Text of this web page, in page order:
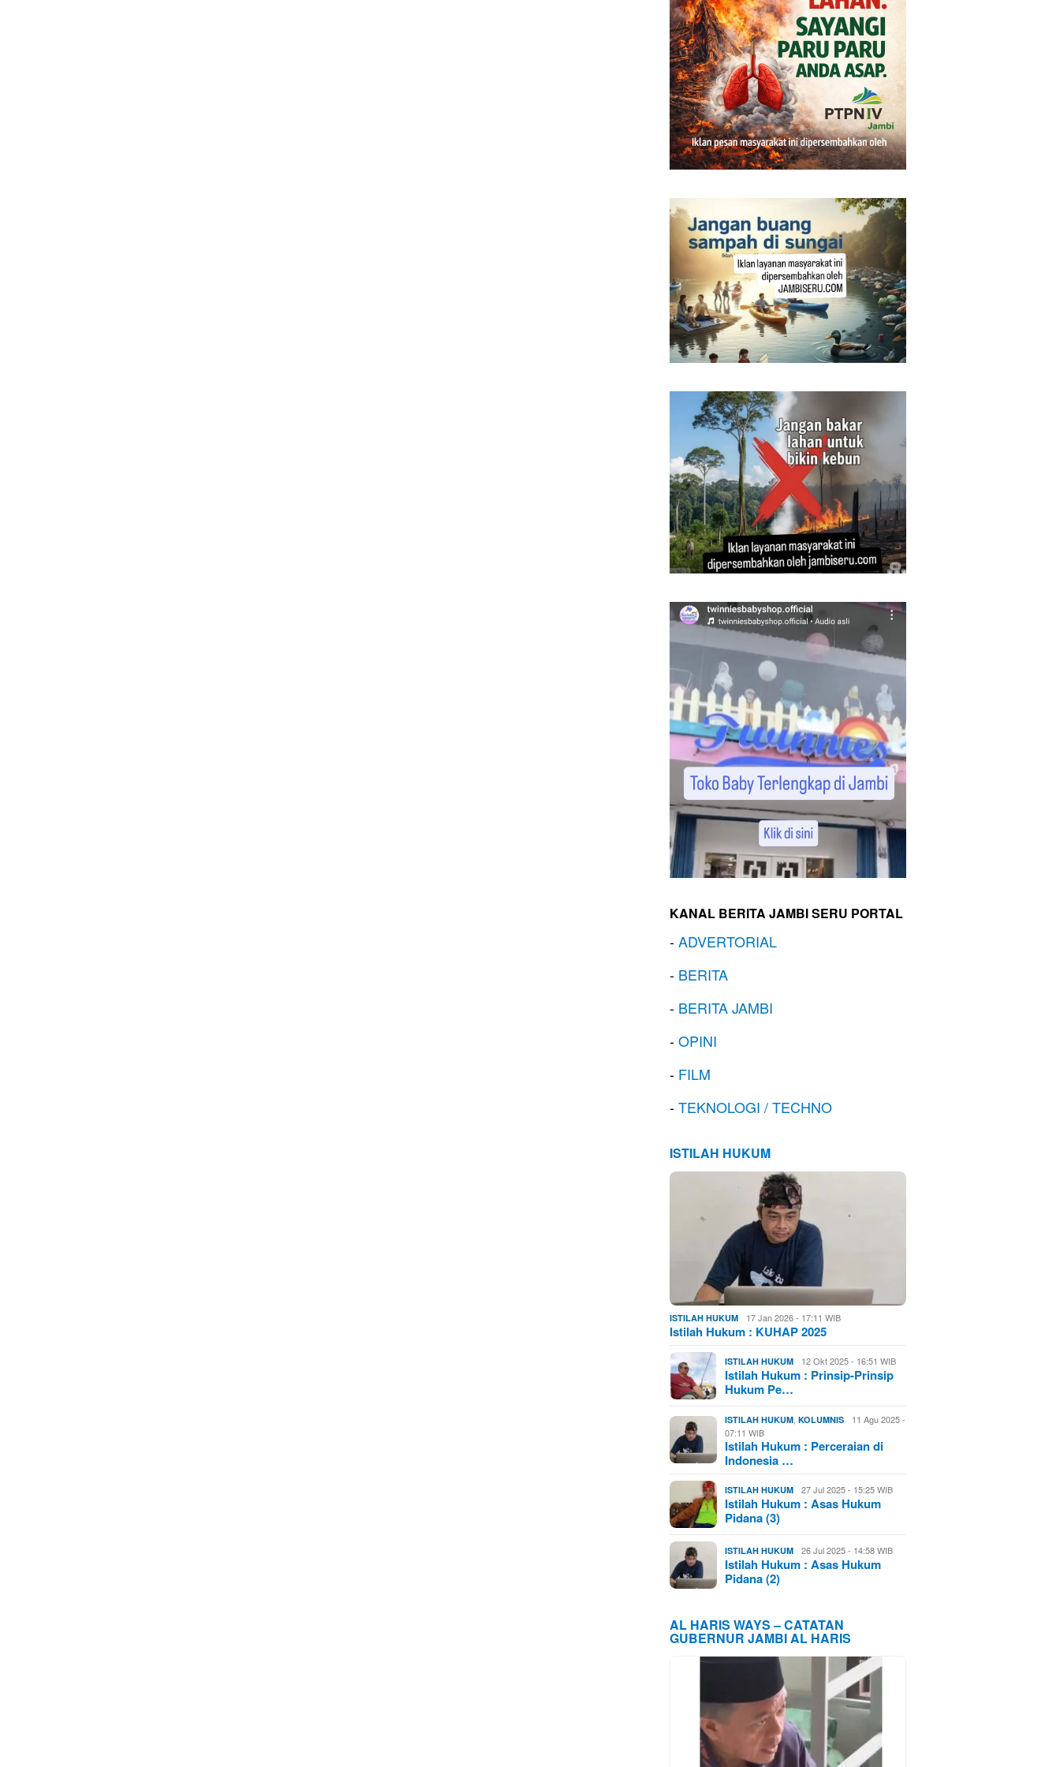
KANAL BERITA JAMBI SERU PORTAL
-ADVERTORIAL
- BERITA
- BERITA JAMBI
-OPINI
- FILM
-TEKNOLOGI / TECHNO
ISTILAH HUKUM
ISTILAH HUKUM 17 Jan 2026 - 17:11 WIB
Istilah Hukum : KUHAP 2025
ISTILAH HUKUM 12 Okt 2025 - 16:51 WIB
Istilah Hukum : Prinsip-Prinsip
Hukum Pe…
ISTILAH HUKUM ,KOLUMNIS
11 Agu 2025 -
07:11 WIB
Istilah Hukum : Perceraian di
Indonesia …
ISTILAH HUKUM 27 Jul 2025 - 15:25 WIB
Istilah Hukum : Asas Hukum
Pidana (3)
ISTILAH HUKUM 26 Jul 2025 - 14:58 WIB
Istilah Hukum : Asas Hukum
Pidana (2)
AL HARIS WAYS – CATATAN
GUBERNUR JAMBI AL HARIS